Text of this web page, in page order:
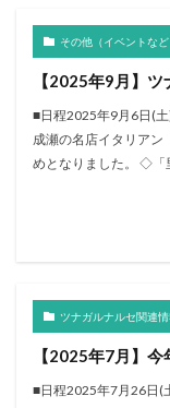
その他（イベントなど
【2025年9月】
■日程2025年9月6日(
成瀬の名店イタリア
めとなりました。 ◇「
ツナガルナルセ関連情
【2025年7月】
■日程2025年7月26日